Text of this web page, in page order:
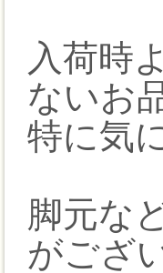
入荷時
ないお
特に気
脚元な
がござ